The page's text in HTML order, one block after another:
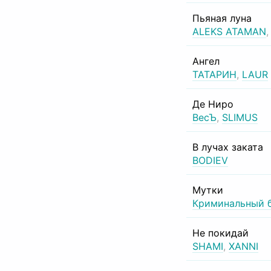
Пьяная луна
ALEKS ATAMAN,
Ангел
ТАТАРИН, LAUR
Де Ниро
ВесЪ, SLIMUS
В лучах заката
BODIEV
Мутки
Криминальный
Не покидай
SHAMI, XANNI